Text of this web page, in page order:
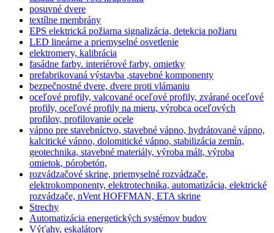
posuvné dvere
textílne membrány
EPS elektrická požiarna signalizácia, detekcia požiaru
LED lineárne a priemyselné osvetlenie
elektromery, kalibrácia
fasádne farby. interiérové farby, omietky
prefabrikovaná výstavba ,stavebné komponenty
bezpečnostné dvere, dvere proti vlámaniu
oceľové profily, valcované oceľové profily, zvárané oceľové
profily, oceľové profily na mieru, výrobca oceľových
profilov, profilovanie ocele
vápno pre stavebníctvo, stavebné vápno, hydrátované vápno,
kalcitické vápno, dolomitické vápno, stabilizácia zemín,
geotechnika, stavebné materiály, výroba mált, výroba
omietok, pórobetón,
rozvádzačové skrine, priemyselné rozvádzače,
elektrokomponenty, elektrotechnika, automatizácia, elektrické
rozvádzače, nVent HOFFMAN, ETA skrine
Strechy
Automatizácia energetických systémov budov
Výťahy, eskalátory